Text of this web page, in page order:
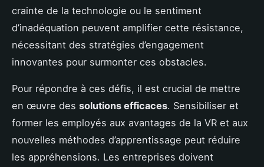
crainte de la technologie ou le sentiment
d’inadéquation peuvent amplifier cette résistance,
nécessitant des stratégies d’engagement
innovantes pour surmonter ces obstacles.
Pour répondre à ces défis, il est crucial de mettre
en œuvre des solutions efficaces. Sensibiliser et
former les employés aux avantages de la VR et aux
nouvelles méthodes d’apprentissage peut réduire
les appréhensions. Les entreprises doivent